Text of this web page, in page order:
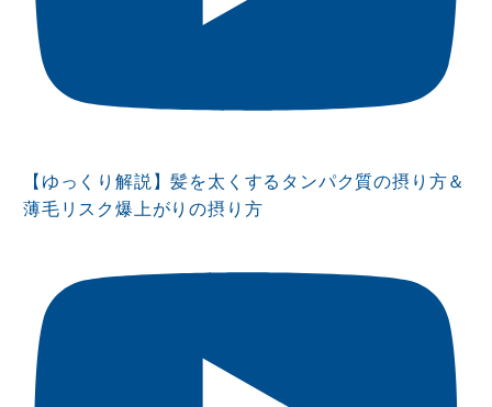
【ゆっくり解説】髪を太くするタンパク質の摂り方＆
薄毛リスク爆上がりの摂り方